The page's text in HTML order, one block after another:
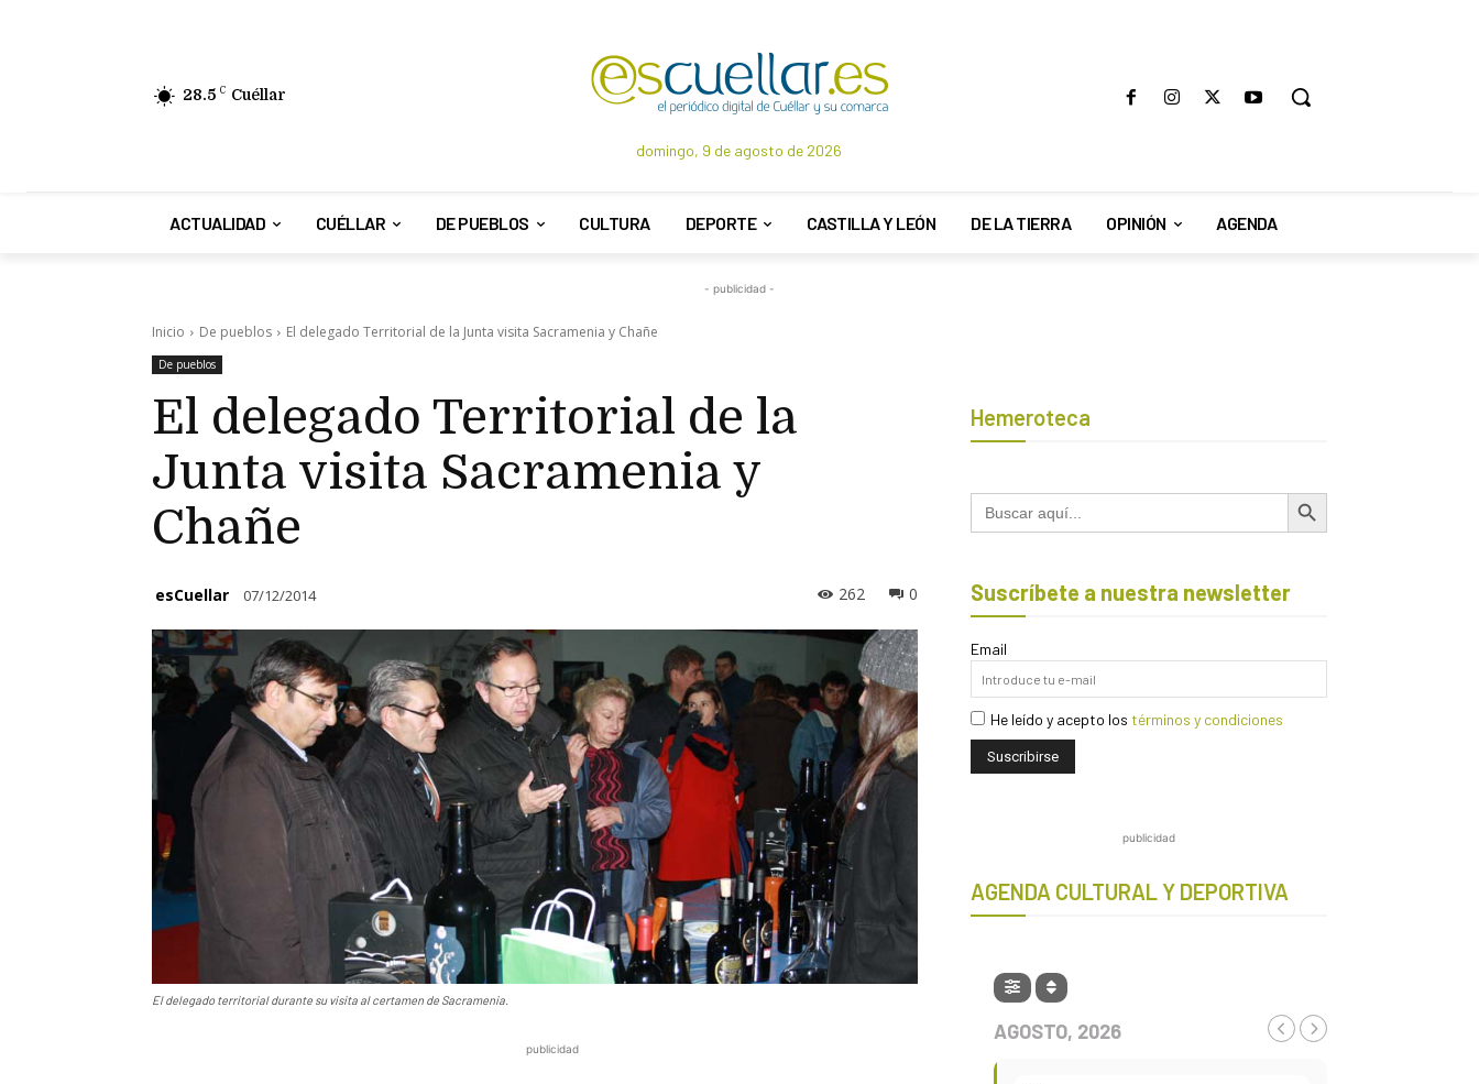
28.5 C Cuéllar
domingo, 9 de agosto de 2026
ACTUALIDAD CUÉLLAR DE PUEBLOS CULTURA DEPORTE CASTILLA Y LEÓN DE LA TIERRA OPINIÓN AGENDA
- publicidad -
Inicio De pueblos El delegado Territorial de la Junta visita Sacramenia y Chañe
De pueblos
El delegado Territorial de la
Junta visita Sacramenia y
Chañe
esCuellar 07/12/2014 0
262
El delegado territorial durante su visita al certamen de Sacramenia.
publicidad
Hemeroteca
Buscar: Botón de búsqueda
Suscríbete a nuestra newsletter
Email
He leído y acepto los términos y condiciones
publicidad
AGENDA CULTURAL Y DEPORTIVA
AGOSTO, 2026